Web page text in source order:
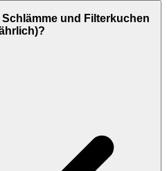
und Filterkuchen